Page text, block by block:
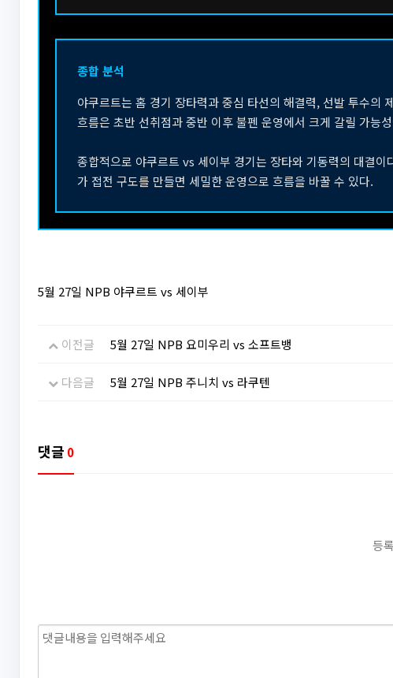
종합 분석
야쿠르트는 홈 경기 장타력과 중심 타선의 해결력, 선발 투수의
흐름은 초반 선취점과 중반 이후 불펜 운영에서 크게 갈릴 가능
종합적으로 야쿠르트 vs 세이부 경기는 장타와 기동력의 대결
가 접전 구도를 만들면 세밀한 운영으로 흐름을 바꿀 수 있다.
5월 27일 NPB 야쿠르트 vs 세이부
이전글 5월 27일 NPB 요미우리 vs 소프트뱅
다음글 5월 27일 NPB 주니치 vs 라쿠텐
댓글 0
등